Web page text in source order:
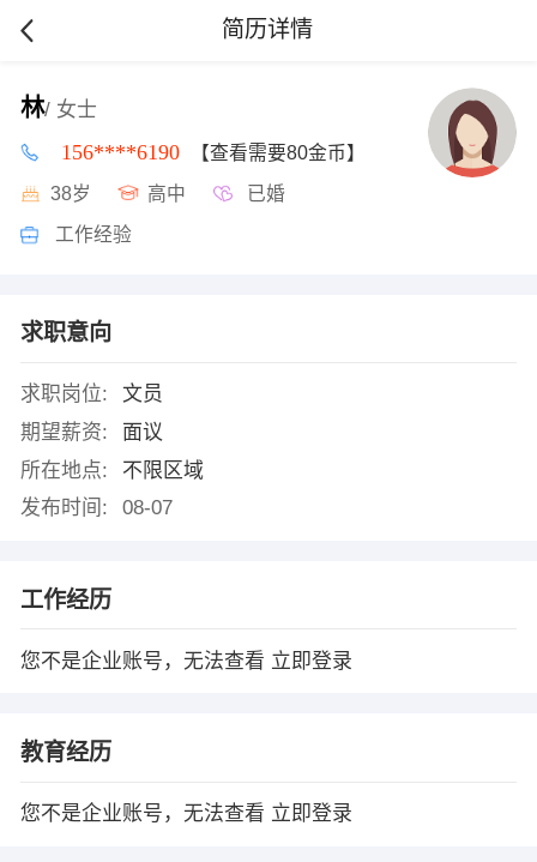
简历详情
林/ 女士
156****6190 【查看需要80金币】
38岁 高中 已婚
工作经验
求职意向
求职岗位:
文员
期望薪资:
面议
所在地点:
不限区域
发布时间:
08-07
工作经历
您不是企业账号，无法查看 立即登录
教育经历
您不是企业账号，无法查看 立即登录